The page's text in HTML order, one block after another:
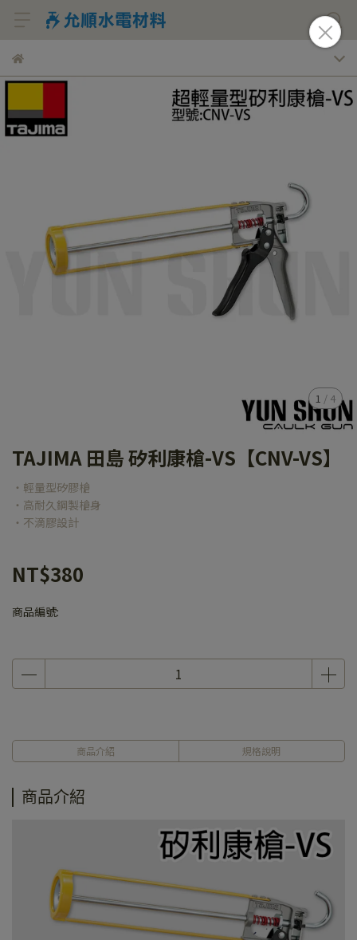
1 / 4
TAJIMA 田島 矽利康槍-VS【CNV-VS】
‧輕量型矽膠槍
‧高耐久鋼製槍身
‧不滴膠設計
NT$380
商品編號:
商品介紹 規格說明
商品介紹